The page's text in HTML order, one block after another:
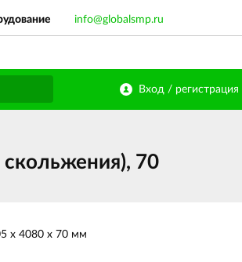
info@globalsmp.ru
Вход / регистрация
70
х 4080 х 70 мм